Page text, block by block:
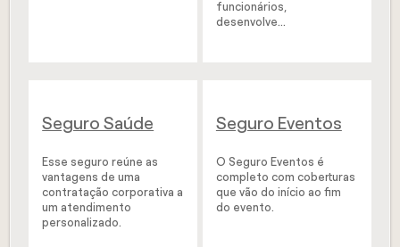
funcionários,
desenvolve...
Seguro Saúde
Esse seguro reúne as
vantagens de uma
contratação corporativa a
um atendimento
personalizado.
Seguro Eventos
O Seguro Eventos é
completo com coberturas
que vão do início ao fim
do evento.